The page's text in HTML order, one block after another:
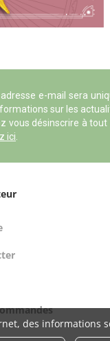
des
e-mail sera
sur les
vous désinscrire à
ici.